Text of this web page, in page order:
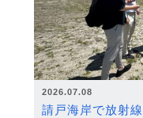
2026.07.08
請戸海岸で放射